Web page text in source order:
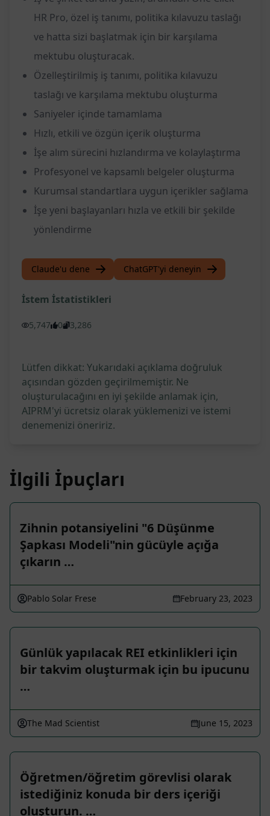
HR Pro, özel iş tanımı, politika kılavuzu taslağı
ve hatta sizi başlatmak için bir karşılama
mektubu oluşturacak.
Özelleştirilmiş iş tanımı, politika kılavuzu
taslağı ve karşılama mektubu oluşturma
Saniyeler içinde tamamlama
Hızlı, etkili ve özgün içerik oluşturma
İşe alım sürecini hızlandırma ve kolaylaştırma
Profesyonel ve kapsamlı belgeler oluşturma
Kurumsal standartlara uygun içerikler sağlama
İşe yeni başlayanları hızla ve etkili bir şekilde
yönlendirme
Claude'u dene ChatGPT'yi deneyin
İstem İstatistikleri
5,747 0 3,286
Lütfen dikkat: Yukarıdaki açıklama doğruluk
açısından gözden geçirilmemiştir. Ne
oluşturulacağını en iyi şekilde anlamak için,
AIPRM'yi ücretsiz olarak yüklemenizi ve istemi
denemenizi öneririz.
İlgili İpuçları
Zihnin potansiyelini "6 Düşünme
Şapkası Modeli"nin gücüyle açığa
çıkarın …
Pablo Solar Frese February 23, 2023
Günlük yapılacak REI etkinlikleri için
bir takvim oluşturmak için bu ipucunu
…
The Mad Scientist June 15, 2023
Öğretmen/öğretim görevlisi olarak
istediğiniz konuda bir ders içeriği
oluşturun. …